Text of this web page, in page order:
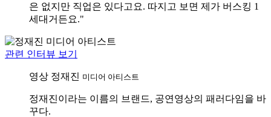
은 없지만 직업은 있다고요. 따지고 보면 제가 버스킹 1
세대거든요."
관련 인터뷰 보기
영상 정재진 미디어 아티스트
정재진이라는 이름의 브랜드, 공연영상의 패러다임을 바
꾸다.